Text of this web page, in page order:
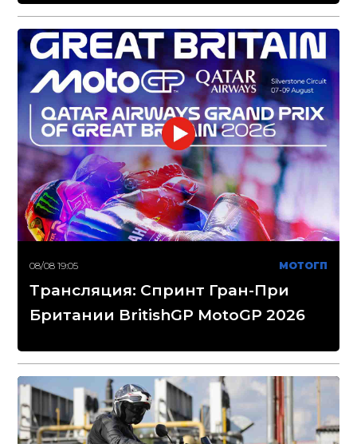
08/08 19:05 МОТОГП
Трансляция: Спринт Гран-При
Британии BritishGP MotoGP 2026